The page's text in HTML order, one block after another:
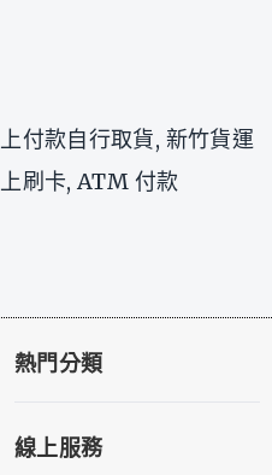
付款自行取貨, 新竹貨運
刷卡, ATM 付款
熱門分類
線上服務